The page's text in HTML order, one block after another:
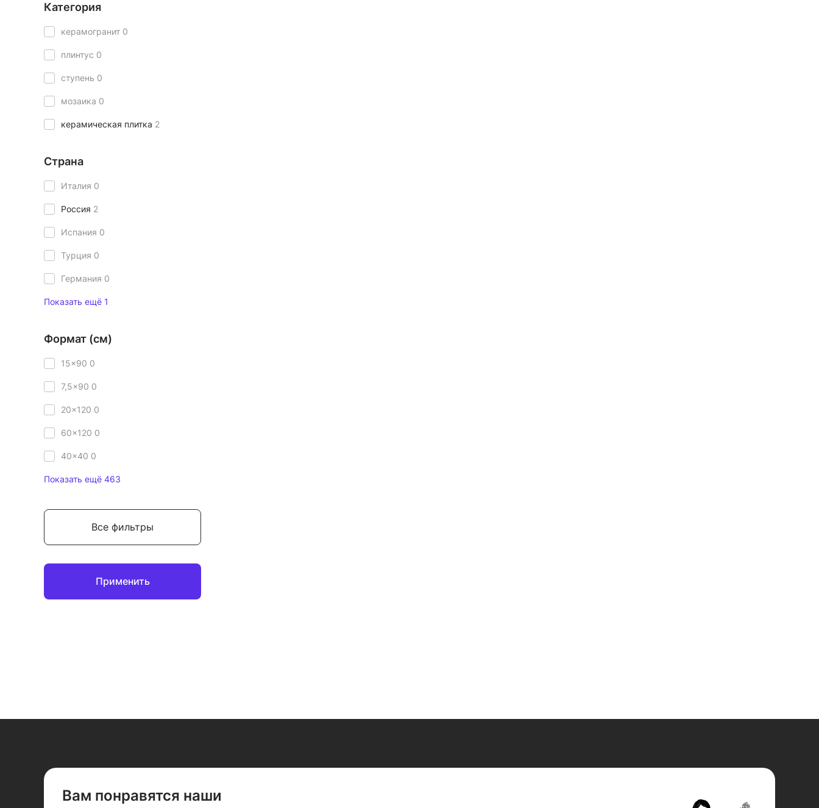
Категория
керамогранит 0
плинтус 0
ступень 0
мозаика 0
керамическая плитка 2
Страна
Италия 0
Россия 2
Испания 0
Турция 0
Германия 0
Показать ещё 1
Формат (см)
15x90 0
7,5x90 0
20x120 0
60x120 0
40x40 0
Показать ещё 463
Все фильтры
Применить
Вам понравятся наши